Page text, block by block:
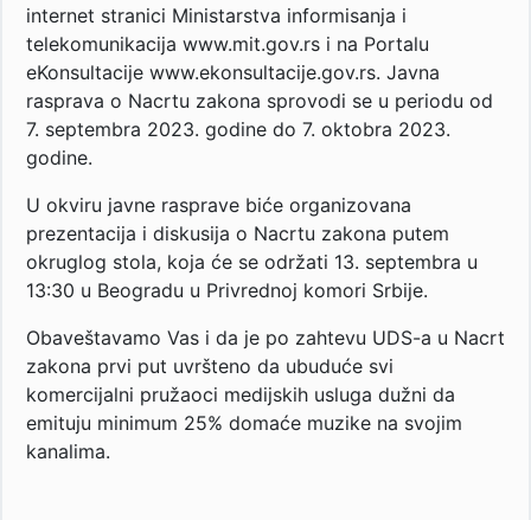
internet stranici Ministarstva informisanja i
telekomunikacija www.mit.gov.rs i na Portalu
eKonsultacije www.ekonsultacije.gov.rs. Javna
rasprava o Nacrtu zakona sprovodi se u periodu od
7. septembra 2023. godine do 7. oktobra 2023.
godine.
U okviru javne rasprave biće organizovana
prezentacija i diskusija o Nacrtu zakona putem
okruglog stola, koja će se održati 13. septembra u
13:30 u Beogradu u Privrednoj komori Srbije.
Obaveštavamo Vas i da je po zahtevu UDS-a u Nacrt
zakona prvi put uvršteno da ubuduće svi
komercijalni pružaoci medijskih usluga dužni da
emituju minimum 25% domaće muzike na svojim
kanalima.